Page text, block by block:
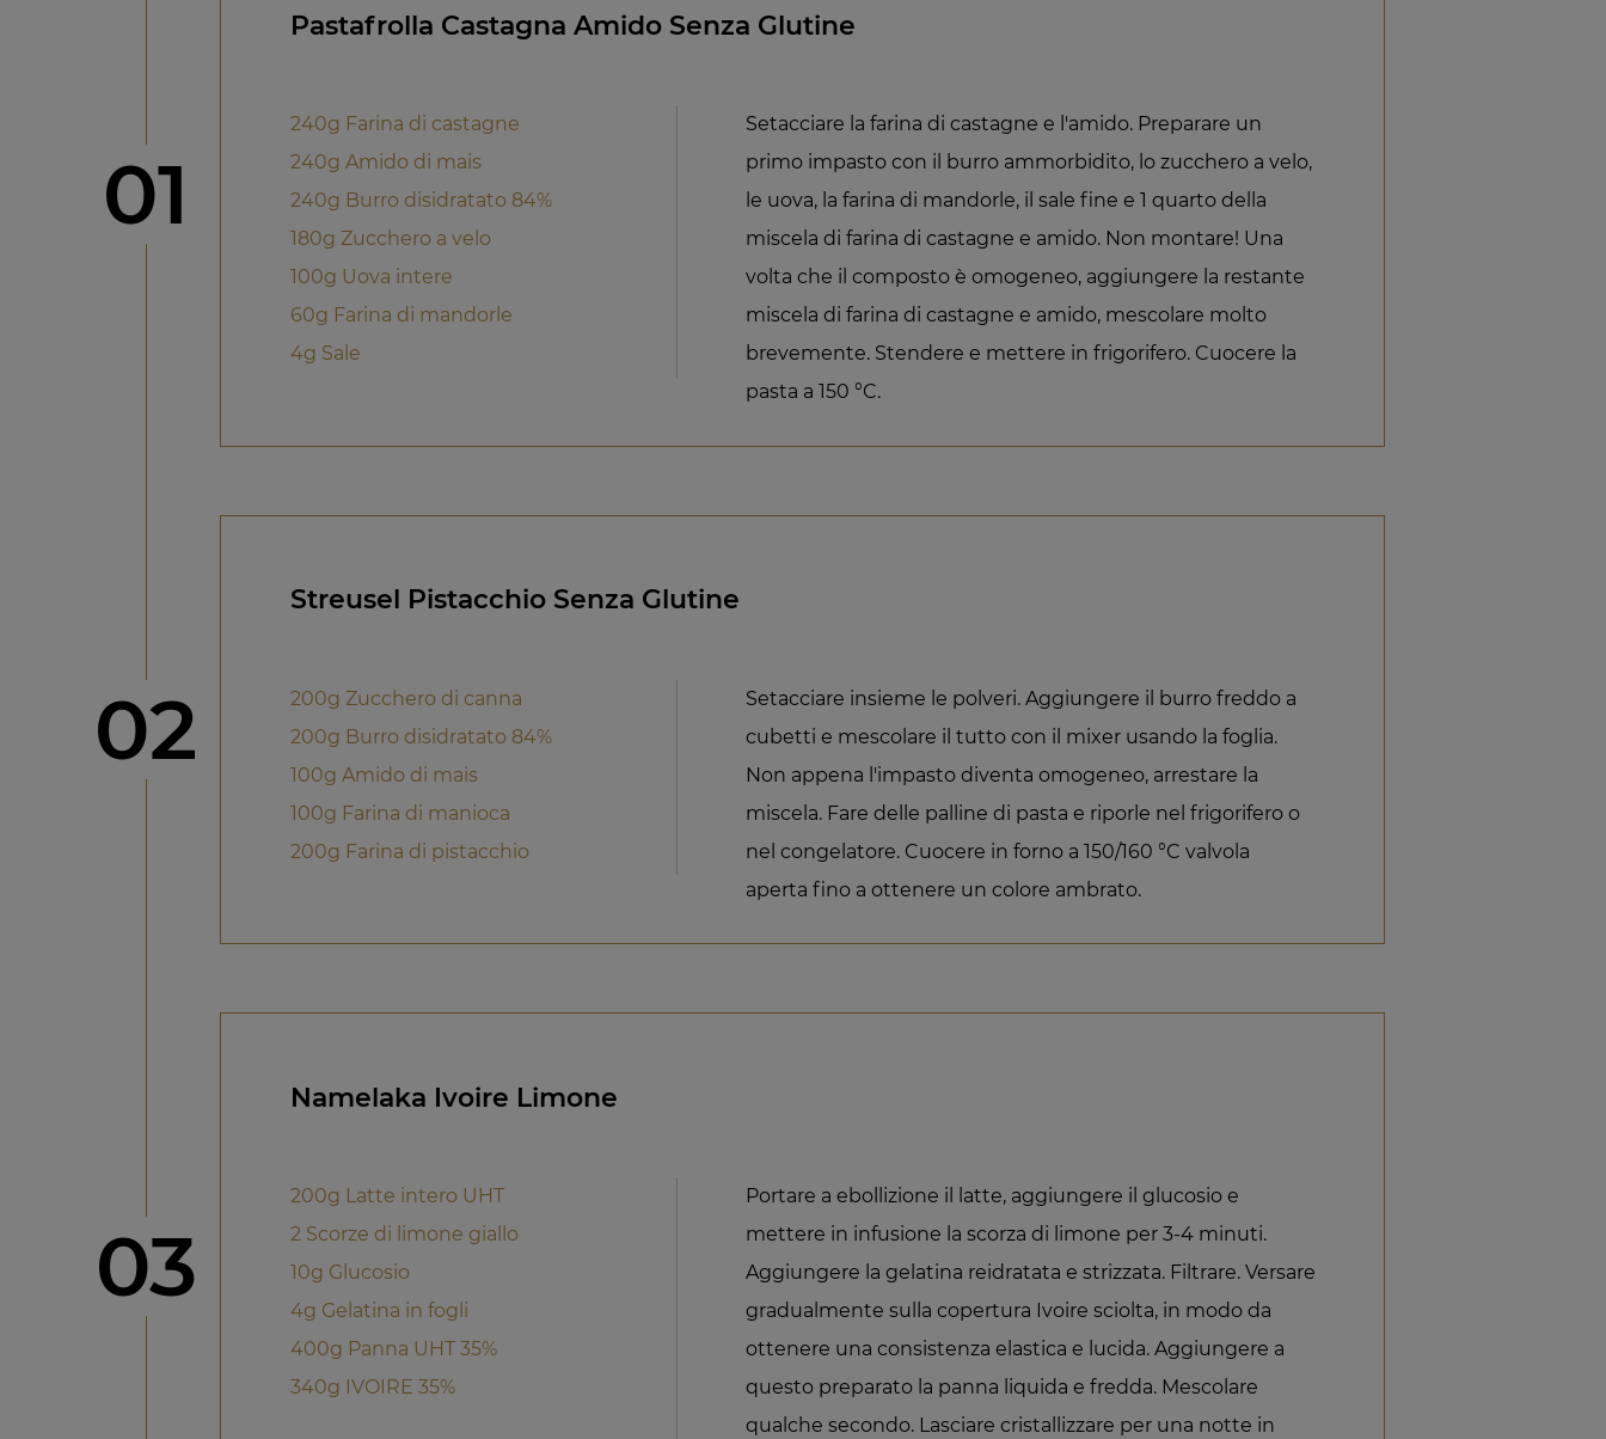
Step
01
Pastafrolla Castagna Amido Senza Glutine
240g Farina di castagne
240g Amido di mais
240g Burro disidratato 84%
180g Zucchero a velo
100g Uova intere
60g Farina di mandorle
4g Sale
Setacciare la farina di castagne e l'amido. Preparare un
primo impasto con il burro ammorbidito, lo zucchero a velo,
le uova, la farina di mandorle, il sale fine e 1 quarto della
miscela di farina di castagne e amido. Non montare! Una
volta che il composto è omogeneo, aggiungere la restante
miscela di farina di castagne e amido, mescolare molto
brevemente. Stendere e mettere in frigorifero. Cuocere la
pasta a 150 °C.
Step
02
Streusel Pistacchio Senza Glutine
200g Zucchero di canna
200g Burro disidratato 84%
100g Amido di mais
100g Farina di manioca
200g Farina di pistacchio
Setacciare insieme le polveri. Aggiungere il burro freddo a
cubetti e mescolare il tutto con il mixer usando la foglia.
Non appena l'impasto diventa omogeneo, arrestare la
miscela. Fare delle palline di pasta e riporle nel frigorifero o
nel congelatore. Cuocere in forno a 150/160 °C valvola
aperta fino a ottenere un colore ambrato.
Step
03
Namelaka Ivoire Limone
200g Latte intero UHT
2 Scorze di limone giallo
10g Glucosio
4g Gelatina in fogli
400g Panna UHT 35%
340g IVOIRE 35%
Portare a ebollizione il latte, aggiungere il glucosio e
mettere in infusione la scorza di limone per 3-4 minuti.
Aggiungere la gelatina reidratata e strizzata. Filtrare. Versare
gradualmente sulla copertura Ivoire sciolta, in modo da
ottenere una consistenza elastica e lucida. Aggiungere a
questo preparato la panna liquida e fredda. Mescolare
qualche secondo. Lasciare cristallizzare per una notte in